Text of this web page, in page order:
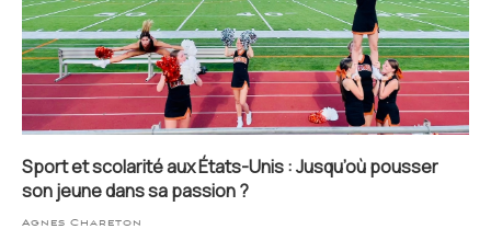
Sport et scolarité aux États-Unis : Jusqu’où pousser
son jeune dans sa passion ?
Agnes Chareton